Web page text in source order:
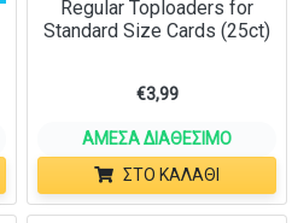
Regular Toploaders for
Standard Size Cards (25ct)
€3,99
ΆΜΕΣΑ ΔΙΑΘΈΣΙΜΟ
ΣΤΟ ΚΑΛΆΘΙ